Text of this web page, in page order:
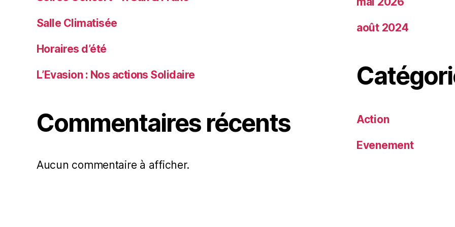
Salle Climatisée
Horaires d’été
L’Evasion : Nos actions Solidaire
Commentaires récents
Aucun commentaire à afficher.
août 2024
Action
Evenement